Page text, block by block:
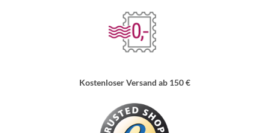
Kostenloser Versand ab 150 €